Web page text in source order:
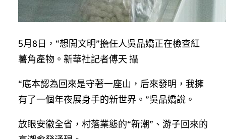
5月8日，“想開文明”擔任人吳品嬌正在檢查紅
薯角產物。新華社記者傅天 攝
“底本認為回來是守著一座山，后來發明，我擁
有了一個年夜展身手的新世界。”吳品嬌說。
放眼安徽全省，村落業態的“新潮”、游子回來的